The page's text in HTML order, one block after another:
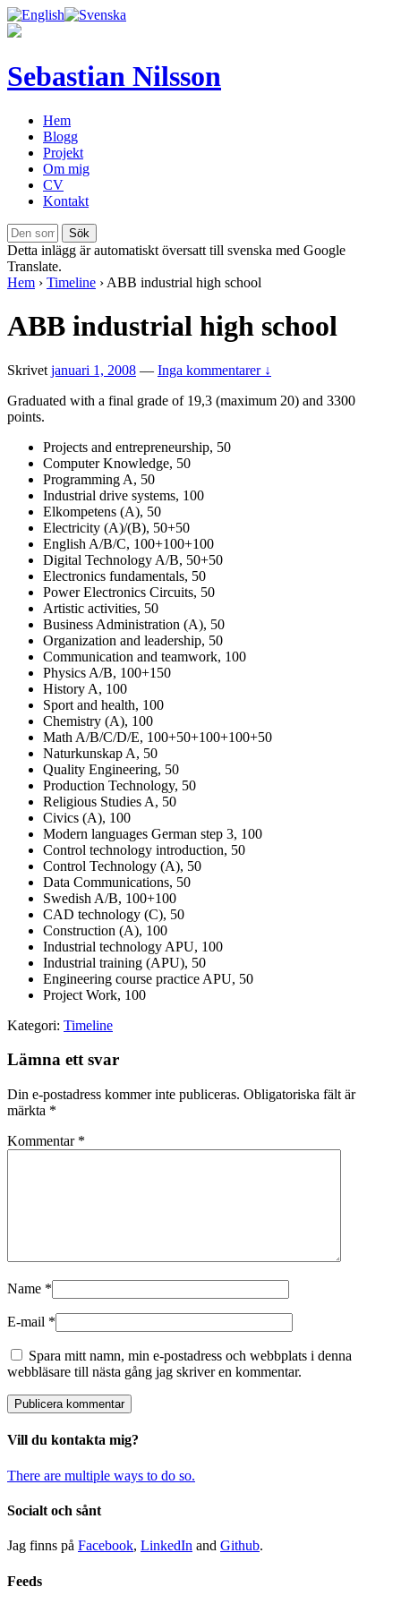
Sebastian Nilsson
Hem
Blogg
Projekt
Om mig
CV
Kontakt
Detta inlägg är automatiskt översatt till svenska med Google
Translate.
Hem › Timeline › ABB industrial high school
ABB industrial high school
Skrivet januari 1, 2008 — Inga kommentarer ↓
Graduated with a final grade of 19,3 (maximum 20) and 3300
points.
Projects and entrepreneurship, 50
Computer Knowledge, 50
Programming A, 50
Industrial drive systems, 100
Elkompetens (A), 50
Electricity (A)/(B), 50+50
English A/B/C, 100+100+100
Digital Technology A/B, 50+50
Electronics fundamentals, 50
Power Electronics Circuits, 50
Artistic activities, 50
Business Administration (A), 50
Organization and leadership, 50
Communication and teamwork, 100
Physics A/B, 100+150
History A, 100
Sport and health, 100
Chemistry (A), 100
Math A/B/C/D/E, 100+50+100+100+50
Naturkunskap A, 50
Quality Engineering, 50
Production Technology, 50
Religious Studies A, 50
Civics (A), 100
Modern languages German step 3, 100
Control technology introduction, 50
Control Technology (A), 50
Data Communications, 50
Swedish A/B, 100+100
CAD technology (C), 50
Construction (A), 100
Industrial technology APU, 100
Industrial training (APU), 50
Engineering course practice APU, 50
Project Work, 100
Kategori: Timeline
Lämna ett svar
Din e-postadress kommer inte publiceras. Obligatoriska fält är
märkta *
Kommentar *
Name *
E-mail *
Spara mitt namn, min e-postadress och webbplats i denna
webbläsare till nästa gång jag skriver en kommentar.
Vill du kontakta mig?
There are multiple ways to do so.
Socialt och sånt
Jag finns på Facebook, LinkedIn and Github.
Feeds